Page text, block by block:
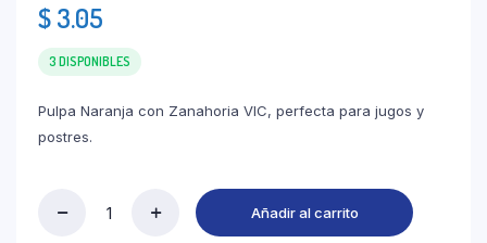
$3.05
3 DISPONIBLES
Pulpa Naranja con Zanahoria VIC, perfecta para jugos y
postres.
Añadir al carrito